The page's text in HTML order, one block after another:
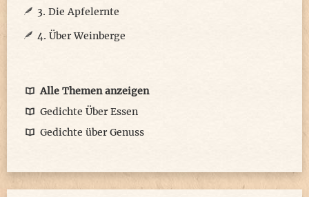
3. Die Apfelernte
4. Über Weinberge
Alle Themen anzeigen
Gedichte Über Essen
Gedichte über Genuss